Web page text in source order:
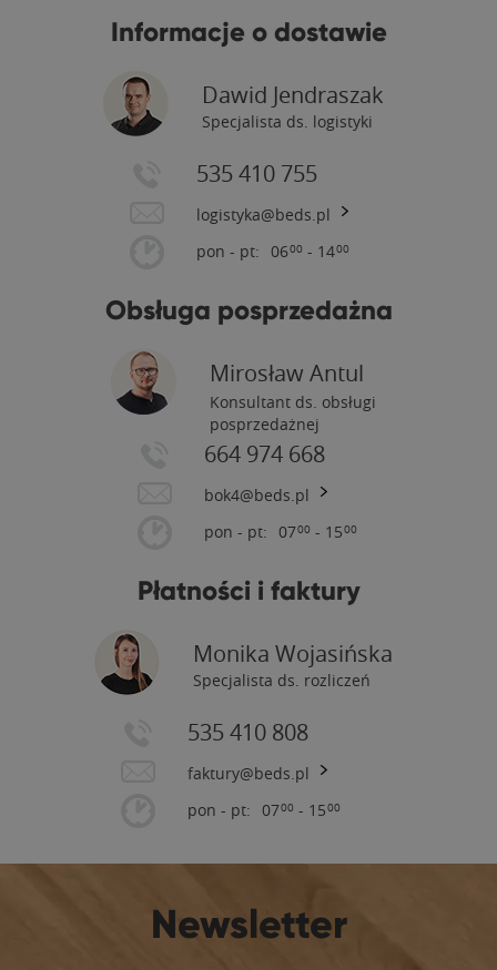
Informacje o dostawie
Dawid Jendraszak
Specjalista ds. logistyki
535 410 755
logistyka@beds.pl
pon - pt: 0600 - 1400
Obsługa posprzedażna
Mirosław Antul
Konsultant ds. obsługi
posprzedażnej
664 974 668
bok4@beds.pl
pon - pt: 0700 - 1500
Płatności i faktury
Monika Wojasińska
Specjalista ds. rozliczeń
535 410 808
faktury@beds.pl
pon - pt: 0700 - 1500
Newsletter